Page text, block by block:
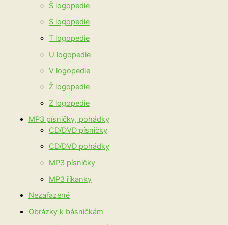
Š logopedie
S logopedie
T logopedie
U logopedie
V logopedie
Ž logopedie
Z logopedie
MP3 písničky, pohádky
CD/DVD písničky
CD/DVD pohádky
MP3 písničky
MP3 říkanky
Nezařazené
Obrázky k básničkám